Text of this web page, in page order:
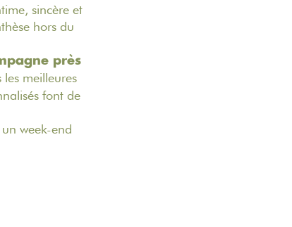
sincère et
hors du
près
meilleures
font de
week-end